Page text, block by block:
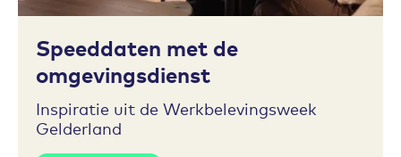
Toevoegen aan favorieten
Speeddaten met de
omgevingsdienst
Inspiratie uit de Werkbelevingsweek
Gelderland